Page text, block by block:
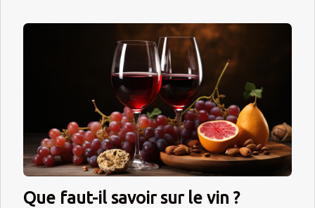
Que faut-il savoir sur le vin ?